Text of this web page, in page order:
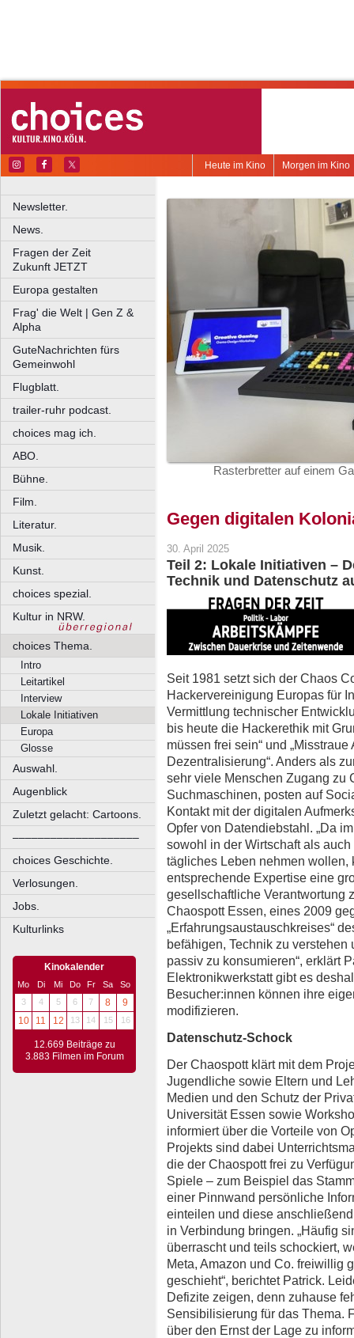
Morgen im Kino
Heute im Kino
Newsletter.
News.
Fragen der Zeit
Zukunft JETZT
Europa gestalten
Frag' die Welt | Gen Z &
Alpha
GuteNachrichten fürs
Gemeinwohl
Flugblatt.
trailer-ruhr podcast.
choices mag ich.
ABO.
Bühne.
Film.
Literatur.
Musik.
Kunst.
choices spezial.
Kultur in NRW.
choices Thema.
Intro
Leitartikel
Interview
Lokale Initiativen
Europa
Glosse
Auswahl.
Augenblick
Zuletzt gelacht: Cartoons.
––––––––––––––––––––
choices Geschichte.
Verlosungen.
Jobs.
Kulturlinks
Kinokalender
Mo Di Mi Do Fr Sa
So
3
4 5 6 7 8
9
10
11 12 13 14 15 16
12.669 Beiträge zu
3.883 Filmen im Forum
Rasterbretter auf einem
Gegen digitalen
30. April 2025
Teil 2: Lokale Initiativen –
Technik und Datenschutz
Seit 1981 setzt sich der Chaos
Hackervereinigung Europas für
Vermittlung technischer
bis heute die Hackerethik mit
müssen frei sein“ und
Dezentralisierung“. Anders als
sehr viele Menschen Zugang zu
Suchmaschinen, posten auf
Kontakt mit der digitalen
Opfer von Datendiebstahl. „Da
sowohl in der Wirtschaft als
tägliches Leben nehmen wollen,
entsprechende Expertise eine
gesellschaftliche Verantwortung
Chaospott Essen, eines 2009
„Erfahrungsaustauschkreises“
befähigen, Technik zu
passiv zu konsumieren“, erklärt
Elektronikwerkstatt gibt es
Besucher:innen können ihre
modifizieren.
Datenschutz-Schock
Der Chaospott klärt mit dem
Jugendliche sowie Eltern und
Medien und den Schutz der
Universität Essen sowie
informiert über die Vorteile von
Projekts sind dabei
die der Chaospott frei zu
Spiele – zum Beispiel das
einer Pinnwand persönliche
einteilen und diese
in Verbindung bringen. „Häufig
überrascht und teils schockiert,
Meta, Amazon und Co. freiwillig
geschieht“, berichtet Patrick.
Defizite zeigen, denn zuhause
Sensibilisierung für das Thema.
über den Ernst der Lage zu